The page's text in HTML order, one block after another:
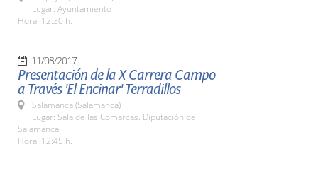
Lugar: Ayuntamiento
Hora: 12:30 h.
11/08/2017
Presentación de la X Carrera Campo
a Través 'El Encinar' Terradillos
Salamanca (Salamanca)
Lugar: Sala de las Comarcas. Diputación de
Salamanca
Hora: 12:45 h.